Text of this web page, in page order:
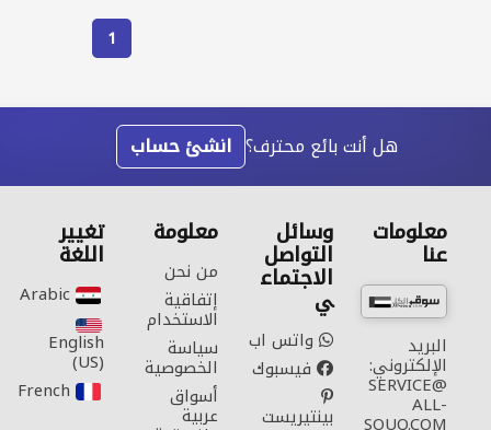
1
هل أنت بائع محترف؟ انشئ حساب
معلومات
عنا
البريد
الإلكتروني:
SERVICE@
ALL-
وسائل
التواصل
الاجتماع
ي
واتس اب
فيسبوك
بينتيريست
معلومة
من نحن
إتفاقية
الاستخدام
سياسة
الخصوصية
أسواق
عربية
تغيير
اللغة
Arabic‎
English
(US)‎
French‎